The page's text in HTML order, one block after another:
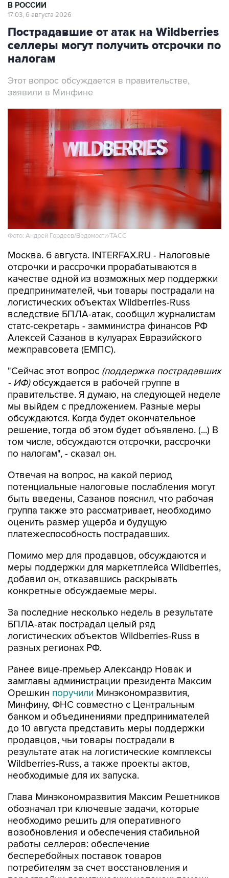
В РОССИИ
17:03, 6 августа 2026
Пострадавшие от атак на Wildberries
селлеры могут получить отсрочки по
налогам
Этот вопрос обсуждается в правительстве,
заявили в Минфине
Фото: Андрей Гордеев/Ведомости/ТАСС
Москва. 6 августа. INTERFAX.RU - Налоговые
отсрочки и рассрочки прорабатываются в
качестве одной из возможных мер поддержки
предпринимателей, чьи товары пострадали на
логистических объектах Wildberries-Russ
вследствие БПЛА-атак, сообщил журналистам
статс-секретарь - замминистра финансов РФ
Алексей Сазанов в кулуарах Евразийского
межправсовета (ЕМПС).
"Сейчас этот вопрос (поддержка пострадавших
- ИФ)обсуждается в рабочей группе в
правительстве. Я думаю, на следующей неделе
мы выйдем с предложением. Разные меры
обсуждаются. Когда будет окончательное
решение, тогда об этом будет объявлено. (...) В
том числе, обсуждаются отсрочки, рассрочки
по налогам", - сказал он.
Отвечая на вопрос, на какой период
потенциальные налоговые послабления могут
быть введены, Сазанов пояснил, что рабочая
группа также это рассматривает, необходимо
оценить размер ущерба и будущую
платежеспособность пострадавших.
Помимо мер для продавцов, обсуждаются и
меры поддержки для маркетплейса Wildberries,
добавил он, отказавшись раскрывать
конкретные обсуждаемые меры.
За последние несколько недель в результате
БПЛА-атак пострадал целый ряд
логистических объектов Wildberries-Russ в
разных регионах РФ.
Ранее вице-премьер Александр Новак и
замглавы администрации президента Максим
Орешкин поручили Минэкономразвития,
Минфину, ФНС совместно с Центральным
банком и объединениями предпринимателей
до 10 августа представить меры поддержки
продавцов, чьи товары пострадали в
результате атак на логистические комплексы
Wildberries-Russ, а также проекты актов,
необходимые для их запуска.
Глава Минэкономразвития Максим Решетников
обозначал три ключевые задачи, которые
необходимо решить для оперативного
возобновления и обеспечения стабильной
работы селлеров: обеспечение
бесперебойных поставок товаров
потребителям за счет восстановления и